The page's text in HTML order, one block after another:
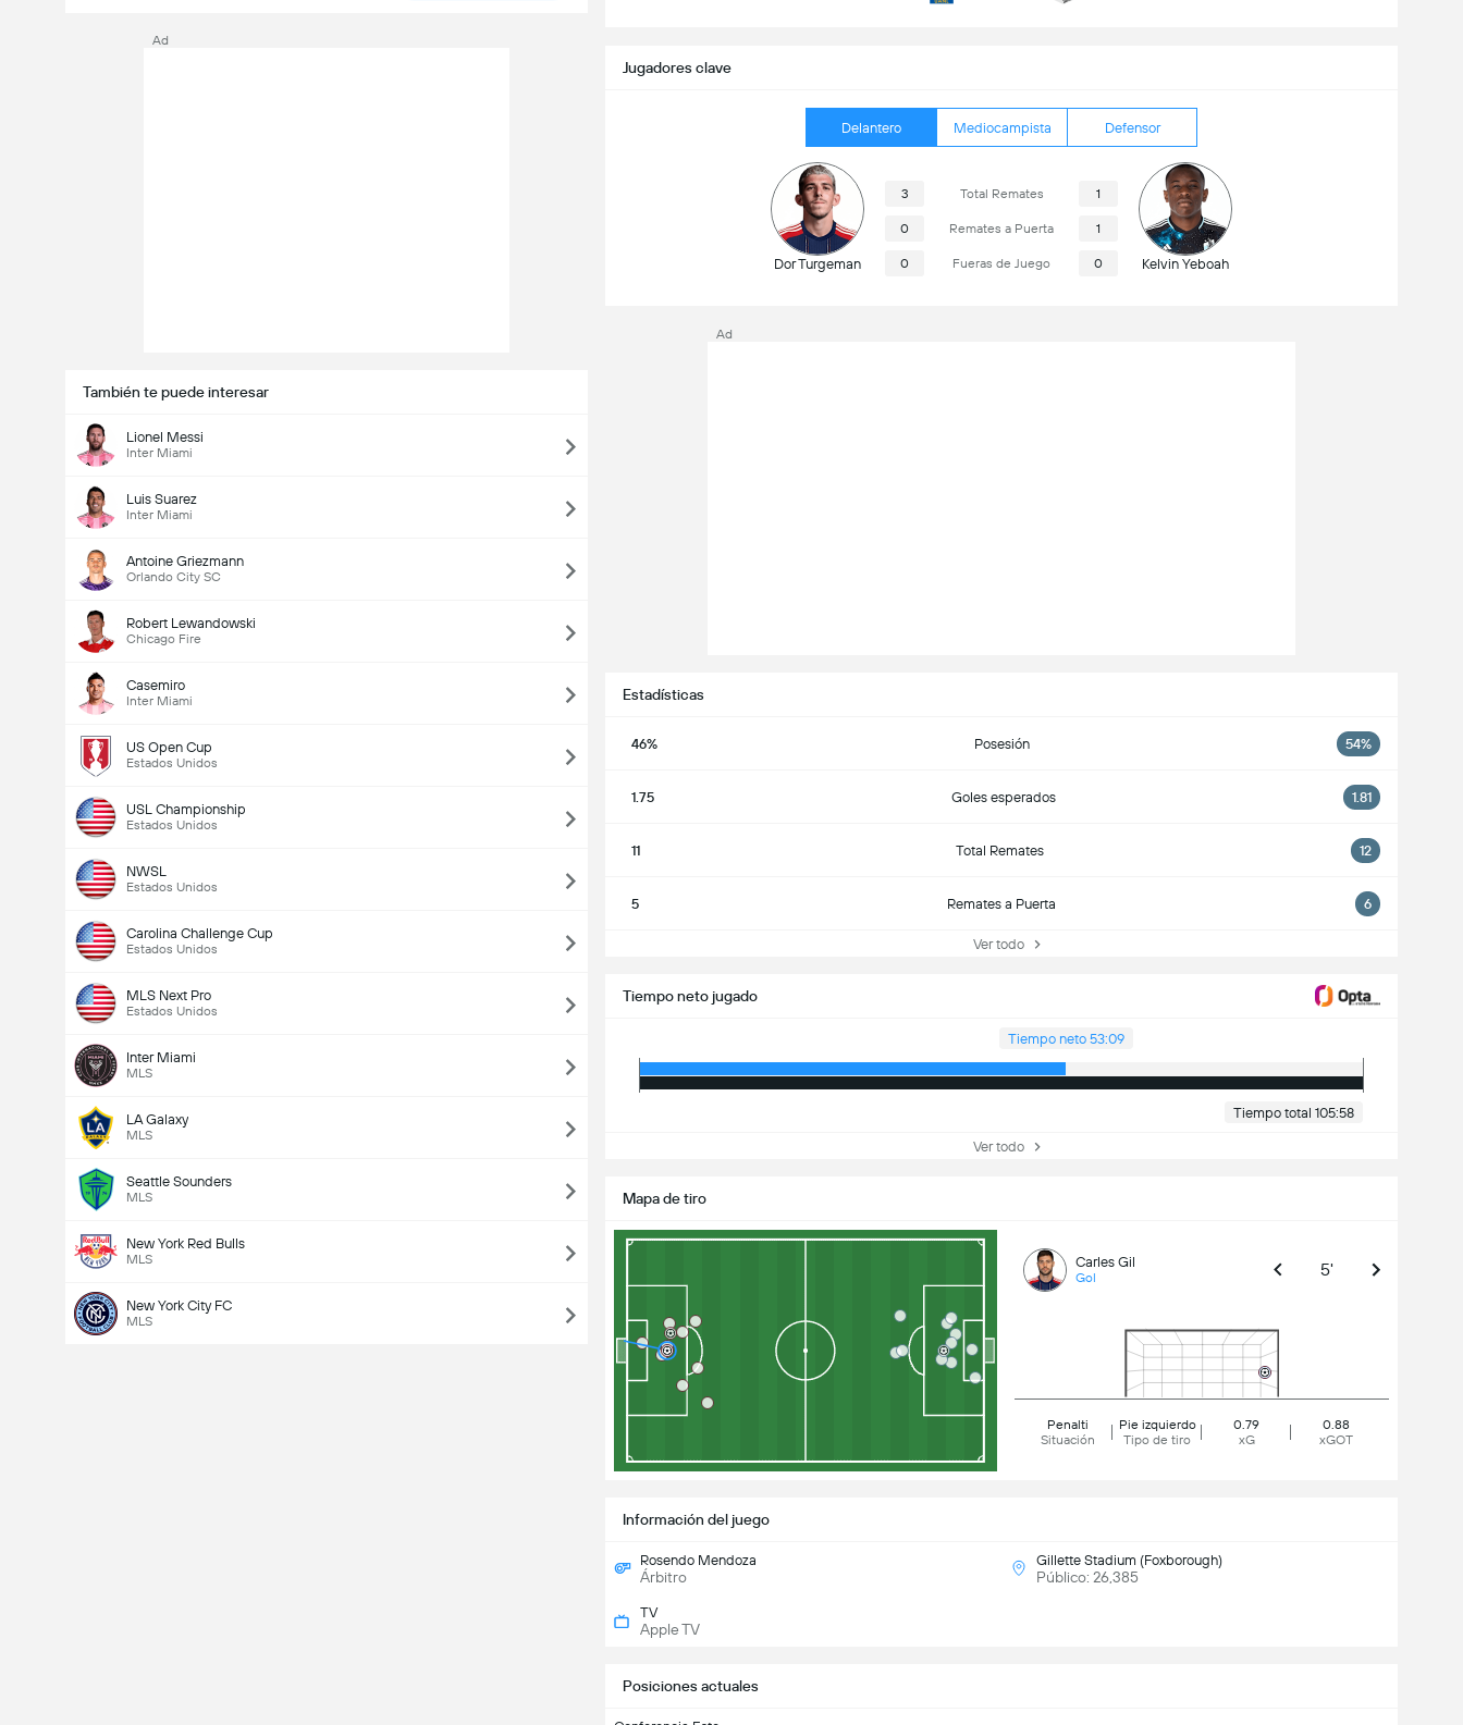
Ad
También te puede interesar
Lionel Messi
Inter Miami
Luis Suarez
Inter Miami
Antoine Griezmann
Orlando City SC
Robert Lewandowski
Chicago Fire
Casemiro
Inter Miami
US Open Cup
Estados Unidos
USL Championship
Estados Unidos
NWSL
Estados Unidos
Carolina Challenge Cup
Estados Unidos
MLS Next Pro
Estados Unidos
Inter Miami
MLS
LA Galaxy
MLS
Seattle Sounders
MLS
New York Red Bulls
MLS
New York City FC
MLS
Jugadores clave
Delantero Mediocampista Defensor
Dor Turgeman
3 Total Remates 1
0 Remates a Puerta 1
0 Fueras de Juego 0 Kelvin Yeboah
Estadísticas
46% Posesión 54%
1.75 Goles esperados 1.81
11 Total Remates 12
5 Remates a Puerta 6
Ver todo
Tiempo neto jugado
Tiempo neto 53:09
Tiempo total 105:58
Ver todo
Mapa de tiro
Carles Gil
Gol 5'
Penalti
Situación
Pie izquierdo
Tipo de tiro
0.79
xG
0.88
xGOT
Información del juego
Rosendo Mendoza
Árbitro
Gillette Stadium (Foxborough)
Público: 26,385
TV
Apple TV
Posiciones actuales
Ad